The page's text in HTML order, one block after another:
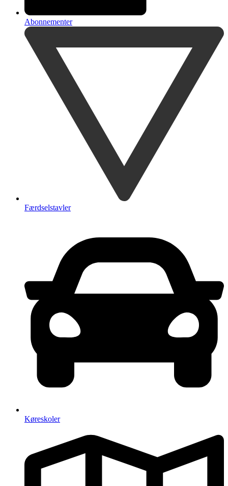
Abonnementer
Færdselstavler
Køreskoler